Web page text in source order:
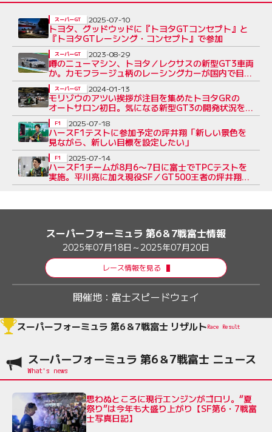
トヨタ、グッドウッドに『トヨタGTコンセプト』と
『トヨタGTレーシング・コンセプト』で参加
スーパーGT 2025-07-10
噂のニューマシン、トヨタ／レクサスの新型GT3車両
か。カモフラージュ柄のレーシングカーが国内で目撃
される
スーパーGT 2023-08-29
モリゾウのアツい挨拶が注目を集めたトヨタGRの
オートサロン初日。気になる新型GT3の開発状況を聞
く
スーパーGT 2024-01-13
ハースF1テストに参加予定の坪井翔「新しい景色を
見ながら、新しい目標を設定したい」
F1 2025-07-18
ハースF1チームが8月6〜7日に富士でTPCテストを
実施。平川亮に加え現役SF／GT500王者の坪井翔が
初F1ドライブへ
F1 2025-07-14
スーパーフォーミュラ 第6＆7戦富士情報
2025年07月18日～2025年07月20日
レース情報を見る
開催地： 富士スピードウェイ
スーパーフォーミュラ 第6＆7戦富士 リザルトRace Result
スーパーフォーミュラ 第6＆7戦富士 ニュース
思わぬところに現行エンジンがゴロリ。“夏
祭り”は今年も大盛り上がり【SF第6・7戦富
士写真日記】